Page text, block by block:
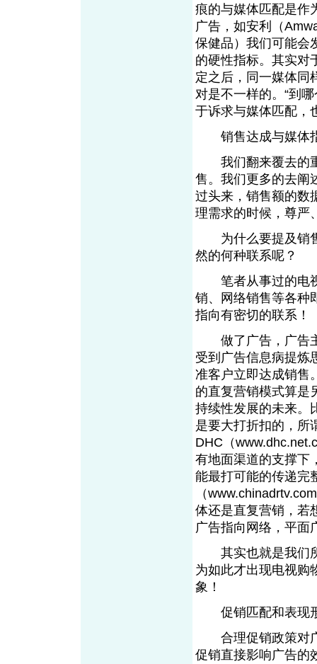
痕的与媒体匹配是作
广告，如安利（
保健品）我们可能会
的硬性指标。其实对
定之后，同一媒体同
对是不一样的。“到
于诉求与媒体匹
销售达成与媒
我们翻来覆去的重
售。我们更多的去阐
过头来，销售额的数
理需求的时候，尊
为什么要提及销售
然的何种联系呢
笔者从事过的电视
销、网络销售等各种
指向有密切的联
做了广告，广告主
受到广告信息病提炼
准客户立即达成销售
的直复营销模式算是
持续性发展的未来。
是要大打折扣的，所
DHC（www.dhc
有地面渠道的支撑下
能最打可能的传递完
（www.chinadrtv
体还是直复营销，若
广告指向网络，平
其实也就是我们所
为如此才出现电视购
象！
促销匹配和表
合理促销政策对广
促销直接影响广告的